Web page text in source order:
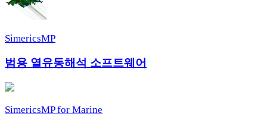
SimericsMP
범용 열유동해석 소프트웨어
SimericsMP for Marine